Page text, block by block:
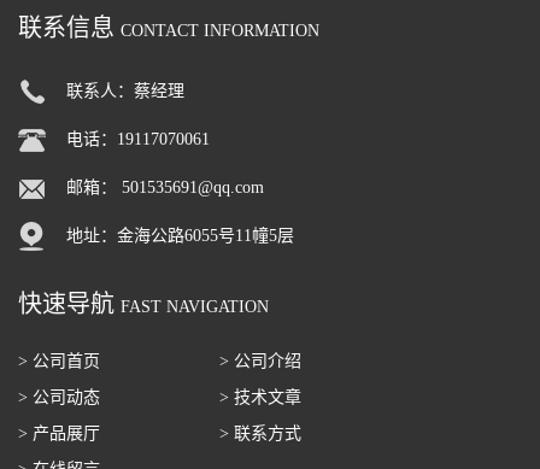
联系信息 CONTACT INFORMATION
联系人：蔡经理
电话：19117070061
邮箱： 501535691@qq.com
地址：金海公路6055号11幢5层
快速导航 FAST NAVIGATION
> 公司首页
> 公司介绍
> 公司动态
> 技术文章
> 产品展厅
> 联系方式